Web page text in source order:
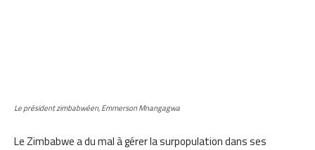
Le président zimbabwéen, Emmerson Mnangagwa
Le Zimbabwe a du mal à gérer la surpopulation dans ses